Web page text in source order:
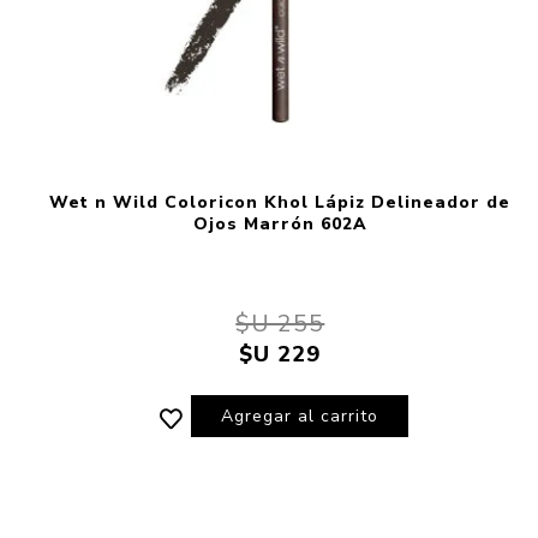
Wet n Wild Coloricon Khol Lápiz Delineador de
Ojos Marrón 602A
$U 255
$U 229
Agregar al carrito